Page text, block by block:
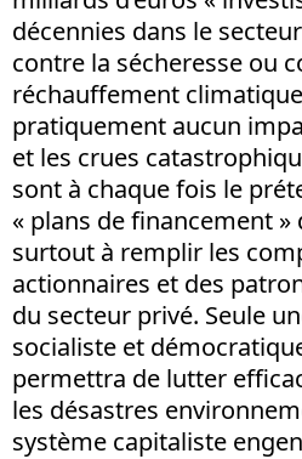
décennies dans le
contre la sécheresse ou
réchauffement climatique
pratiquement aucun
et les crues
sont à chaque fois le
« plans de financement
surtout à remplir les
actionnaires et des
du secteur privé. Seule
socialiste et
permettra de lutter
les désastres
système capitaliste